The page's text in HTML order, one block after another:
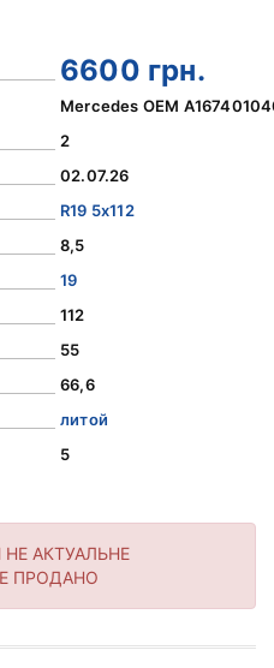
6600 грн.
Mercedes OEM
2
02.07.26
R19 5x112
8,5
19
112
55
66,6
литой
5
АКТУАЛЬНЕ
ПРОДАНО